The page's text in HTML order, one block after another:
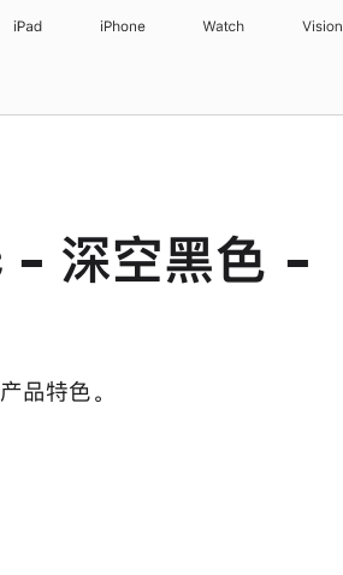
iPad iPhone Watch Vision
- 深空黑色 -
品特色。